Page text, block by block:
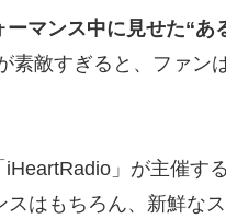
ーマンス中に見せた“あ
素敵すぎると、ファン
」が主催する
はもちろん、新鮮な